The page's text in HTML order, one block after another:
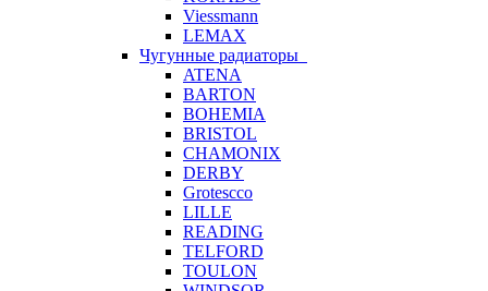
Viessmann
LEMAX
Чугунные радиаторы
ATENA
BARTON
BOHEMIA
BRISTOL
CHAMONIX
DERBY
Grotescco
LILLE
READING
TELFORD
TOULON